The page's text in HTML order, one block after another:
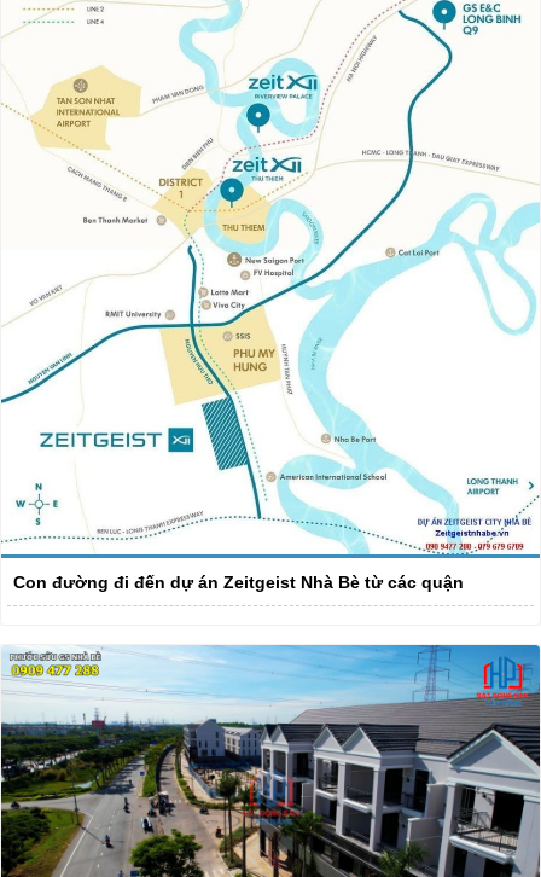
Con đường đi đến dự án Zeitgeist Nhà Bè từ các quận